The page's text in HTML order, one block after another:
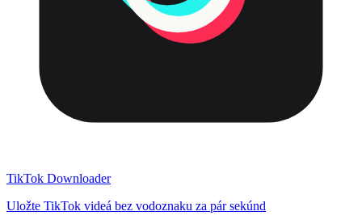
TikTok Downloader
Uložte TikTok videá bez vodoznaku za pár sekúnd